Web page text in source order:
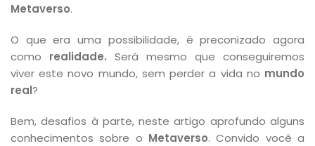
Metaverso.
O que era uma possibilidade, é preconizado agora
como realidade. Será mesmo que conseguiremos
viver este novo mundo, sem perder a vida no mundo
real?
Bem, desafios à parte, neste artigo aprofundo alguns
conhecimentos sobre o Metaverso. Convido você a